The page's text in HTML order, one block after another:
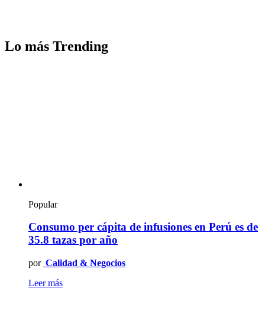
Lo más Trending
Popular
Consumo per cápita de infusiones en Perú es de
35.8 tazas por año
por Calidad & Negocios
Leer más